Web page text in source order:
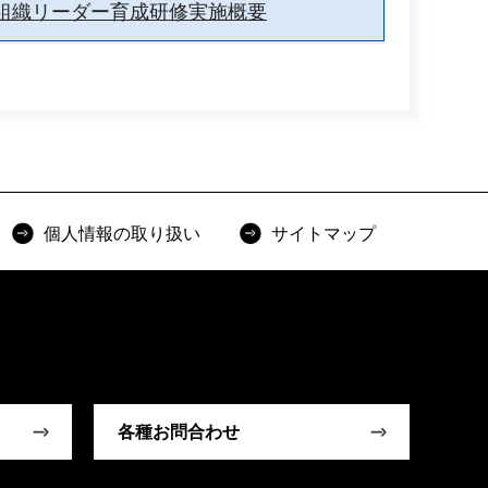
織リーダー育成研修実施概要
個人情報の取り扱い サイトマップ
各種お問合わせ